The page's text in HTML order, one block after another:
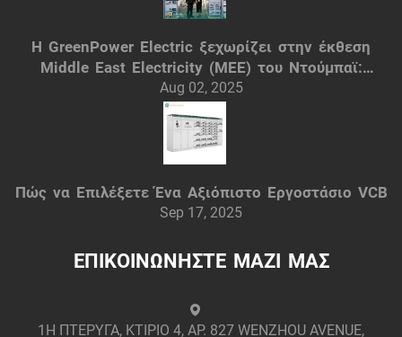
Η GreenPower Electric ξεχωρίζει στην έκθεση
Middle East Electricity (MEE) του Ντούμπαϊ:
Έξυπνες ηλεκτρικές λύσεις
Aug 02, 2025
Πώς να Επιλέξετε Ένα Αξιόπιστο Εργοστάσιο VCB
Sep 17, 2025
ΕΠΙΚΟΙΝΩΝΗΣΤΕ ΜΑΖΙ ΜΑΣ
1Η ΠΤΕΡΥΓΑ, ΚΤΙΡΙΟ 4, ΑΡ. 827 WENZHOU AVENUE,